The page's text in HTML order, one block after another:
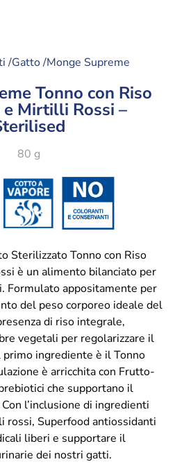
/Gatto /Monge Supreme
Tonno con Riso
Mirtilli Rossi –
80 g
Sterilizzato Tonno con Riso
è un alimento bilanciato per
Formulato appositamente per
del peso corporeo ideale del
di riso integrale,
vegetali per regolarizzare il
ingrediente è il Tonno
è arricchita con Frutto-
che supportano il
l’inclusione di ingredienti
rossi, Superfood antiossidanti
liberi e supportare il
dei nostri gatti.